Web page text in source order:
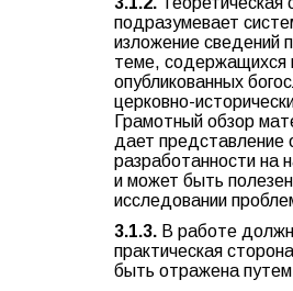
подразумевает
изложение сведений
теме, содержащихся
опубликованных
церковно-
Грамотный обзор
дает представление
разработанности на
и может быть
исследовании
3.1.3. В работе
практическая
быть отражена